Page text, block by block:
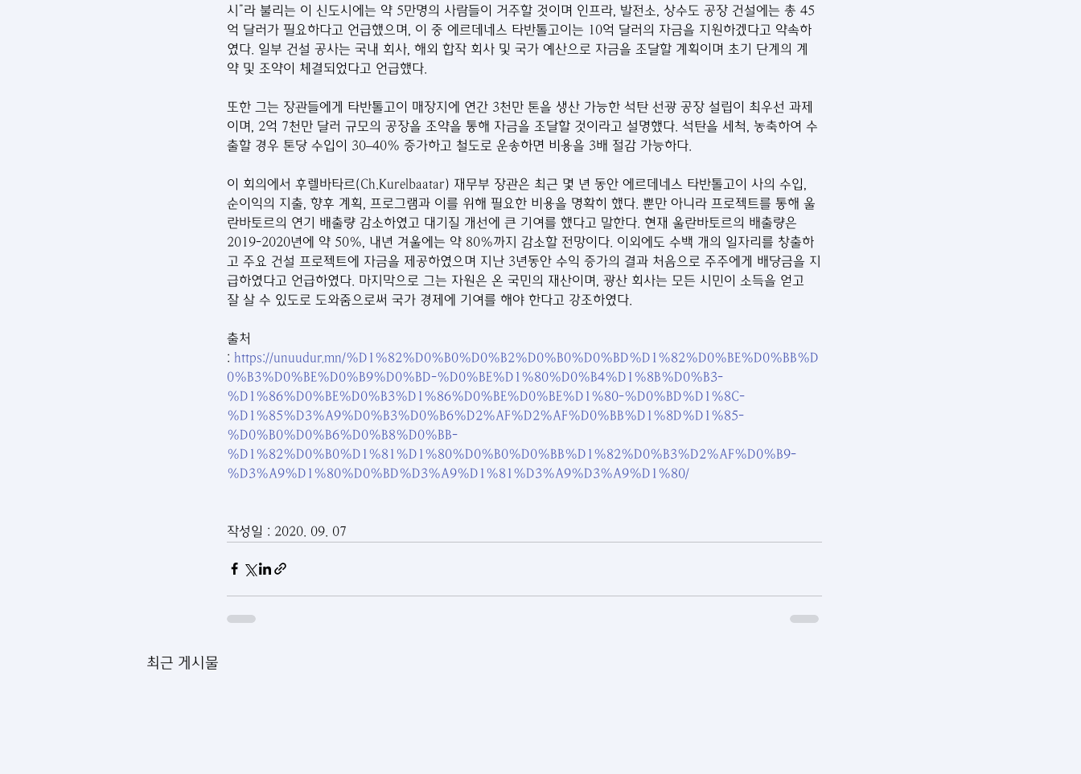
시”라 불리는 이 신도시에는 약 5만명의 사람들이 거주할 것이며 인프라, 발전소, 상수도 공장 건설에는 총 45
억 달러가 필요하다고 언급했으며, 이 중 에르데네스 타반톨고이는 10억 달러의 자금을 지원하겠다고 약속하
였다. 일부 건설 공사는 국내 회사, 해외 합작 회사 및 국가 예산으로 자금을 조달할 계획이며 초기 단계의 계
약 및 조약이 체결되었다고 언급했다.
또한 그는 장관들에게 타반톨고이 매장지에 연간 3천만 톤을 생산 가능한 석탄 선광 공장 설립이 최우선 과제
이며, 2억 7천만 달러 규모의 공장을 조약을 통해 자금을 조달할 것이라고 설명했다. 석탄을 세척, 농축하여 수
출할 경우 톤당 수입이 30–40% 증가하고 철도로 운송하면 비용을 3배 절감 가능하다.
이 회의에서 후렐바타르(Ch.Kurelbaatar) 재무부 장관은 최근 몇 년 동안 에르데네스 타반톨고이 사의 수입,
순이익의 지출, 향후 계획, 프로그램과 이를 위해 필요한 비용을 명확히 했다. 뿐만 아니라 프로젝트를 통해 울
란바토르의 연기 배출량 감소하였고 대기질 개선에 큰 기여를 했다고 말한다. 현재 울란바토르의 배출량은
2019-2020년에 약 50%, 내년 겨울에는 약 80%까지 감소할 전망이다. 이외에도 수백 개의 일자리를 창출하
고 주요 건설 프로젝트에 자금을 제공하였으며 지난 3년동안 수익 증가의 결과 처음으로 주주에게 배당금을 지
급하였다고 언급하였다. 마지막으로 그는 자원은 온 국민의 재산이며, 광산 회사는 모든 시민이 소득을 얻고
잘 살 수 있도로 도와줌으로써 국가 경제에 기여를 해야 한다고 강조하였다.
출처
: https://unuudur.mn/%D1%82%D0%B0%D0%B2%D0%B0%D0%BD%D1%82%D0%BE%D0%BB%D
0%B3%D0%BE%D0%B9%D0%BD-%D0%BE%D1%80%D0%B4%D1%8B%D0%B3-
%D1%86%D0%BE%D0%B3%D1%86%D0%BE%D0%BE%D1%80-%D0%BD%D1%8C-
%D1%85%D3%A9%D0%B3%D0%B6%D2%AF%D2%AF%D0%BB%D1%8D%D1%85-
%D0%B0%D0%B6%D0%B8%D0%BB-
%D1%82%D0%B0%D1%81%D1%80%D0%B0%D0%BB%D1%82%D0%B3%D2%AF%D0%B9-
%D3%A9%D1%80%D0%BD%D3%A9%D1%81%D3%A9%D3%A9%D1%80/
작성일 : 2020. 09. 07
최근 게시물